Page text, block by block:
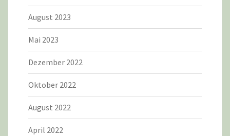
August 2023
Mai 2023
Dezember 2022
Oktober 2022
August 2022
April 2022